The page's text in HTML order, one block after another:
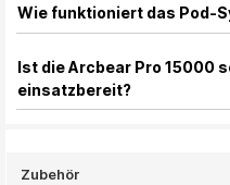
Wie funktioniert das Pod-
Ist die Arcbear Pro 15000
einsatzbereit?
Zubehör